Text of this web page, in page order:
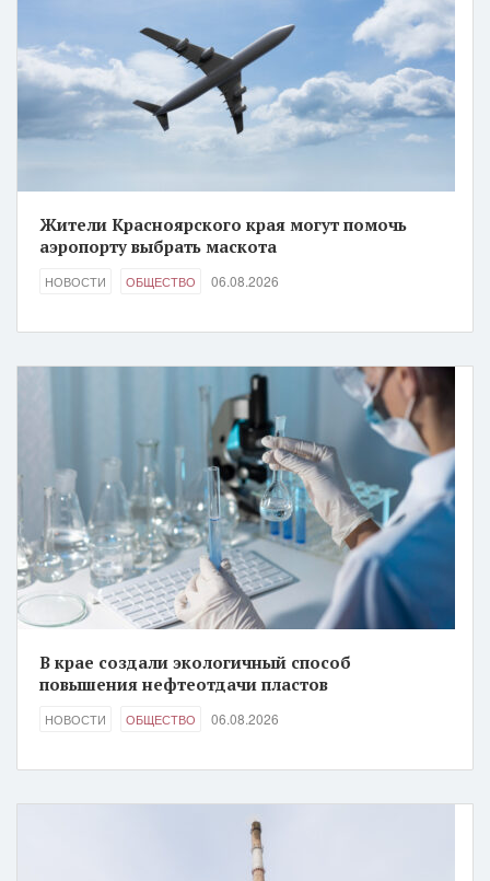
Жители Красноярского края могут помочь
аэропорту выбрать маскота
НОВОСТИ ОБЩЕСТВО 06.08.2026
В крае создали экологичный способ
повышения нефтеотдачи пластов
НОВОСТИ ОБЩЕСТВО 06.08.2026